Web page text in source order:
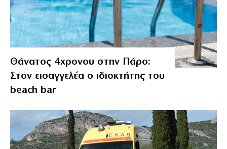
Θάνατος 4χρονου στην Πάρο:
Στον εισαγγελέα ο ιδιοκτήτης του
beach bar